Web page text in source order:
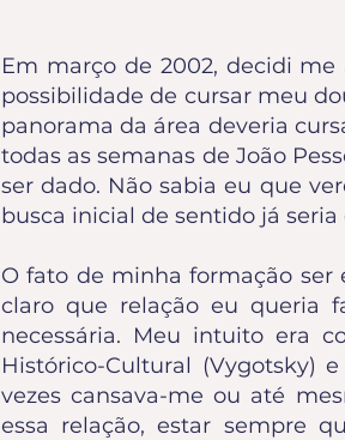
Em março de 2002, decidi
possibilidade de cursar meu
panorama da área deveria
todas as semanas de João
ser dado. Não sabia eu que
busca inicial de sentido já seria
O fato de minha formação ser
claro que relação eu queria
necessária. Meu intuito era
Histórico-Cultural (Vygotsky)
vezes cansava-me ou até
essa relação, estar sempre